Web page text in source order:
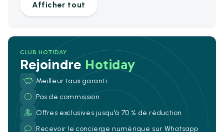
Afficher tout
CLUB HOTIDAY
Rejoindre Hotiday
Meilleur taux garanti
Pas de commission
Offres exclusives jusqu'à 70 % de réduction
Recevoir le concierge numérique sur Whatsapp